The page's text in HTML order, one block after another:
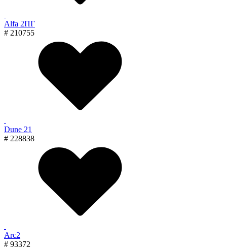
Alfa 2ПГ
# 210755
Dune 21
# 228838
Arc2
# 93372